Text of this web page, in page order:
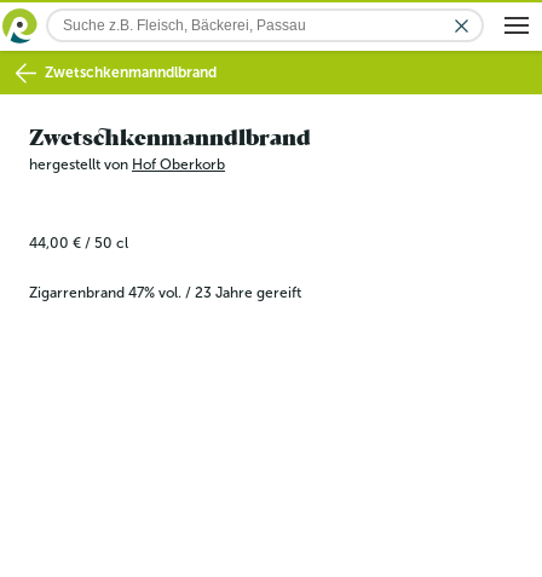
Zwetschkenmanndlbrand
Zwetschkenmanndlbrand
hergestellt von Hof Oberkorb
44,00 € / 50 cl
Zigarrenbrand 47% vol. / 23 Jahre gereift